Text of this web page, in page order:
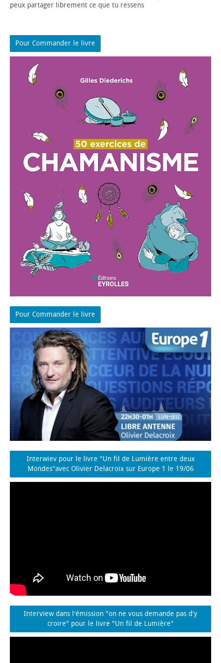
peux partager librement ce que tu ressens
Pour Commander le livre
Pour Commander le livre
Interwiev pour le livre "Un fil de Lumière entre deux
Mondes"avec Olivier Delacroix sur Europe 1 le 19/06
Interview dans l'émission "on ne vous demande pas d'y
croire" pour le livre "Un fil de Lumière"